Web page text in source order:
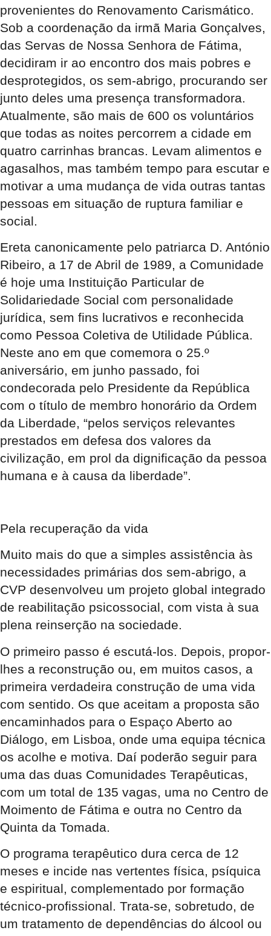
provenientes do Renovamento Carismático.
Sob a coordenação da irmã Maria Gonçalves,
das Servas de Nossa Senhora de Fátima,
decidiram ir ao encontro dos mais pobres e
desprotegidos, os sem-abrigo, procurando ser
junto deles uma presença transformadora.
Atualmente, são mais de 600 os voluntários
que todas as noites percorrem a cidade em
quatro carrinhas brancas. Levam alimentos e
agasalhos, mas também tempo para escutar e
motivar a uma mudança de vida outras tantas
pessoas em situação de ruptura familiar e
social.
Ereta canonicamente pelo patriarca D. António
Ribeiro, a 17 de Abril de 1989, a Comunidade
é hoje uma Instituição Particular de
Solidariedade Social com personalidade
jurídica, sem fins lucrativos e reconhecida
como Pessoa Coletiva de Utilidade Pública.
Neste ano em que comemora o 25.º
aniversário, em junho passado, foi
condecorada pelo Presidente da República
com o título de membro honorário da Ordem
da Liberdade, “pelos serviços relevantes
prestados em defesa dos valores da
civilização, em prol da dignificação da pessoa
humana e à causa da liberdade”.
Pela recuperação da vida
Muito mais do que a simples assistência às
necessidades primárias dos sem-abrigo, a
CVP desenvolveu um projeto global integrado
de reabilitação psicossocial, com vista à sua
plena reinserção na sociedade.
O primeiro passo é escutá-los. Depois, propor-
lhes a reconstrução ou, em muitos casos, a
primeira verdadeira construção de uma vida
com sentido. Os que aceitam a proposta são
encaminhados para o Espaço Aberto ao
Diálogo, em Lisboa, onde uma equipa técnica
os acolhe e motiva. Daí poderão seguir para
uma das duas Comunidades Terapêuticas,
com um total de 135 vagas, uma no Centro de
Moimento de Fátima e outra no Centro da
Quinta da Tomada.
O programa terapêutico dura cerca de 12
meses e incide nas vertentes física, psíquica
e espiritual, complementado por formação
técnico-profissional. Trata-se, sobretudo, de
um tratamento de dependências do álcool ou